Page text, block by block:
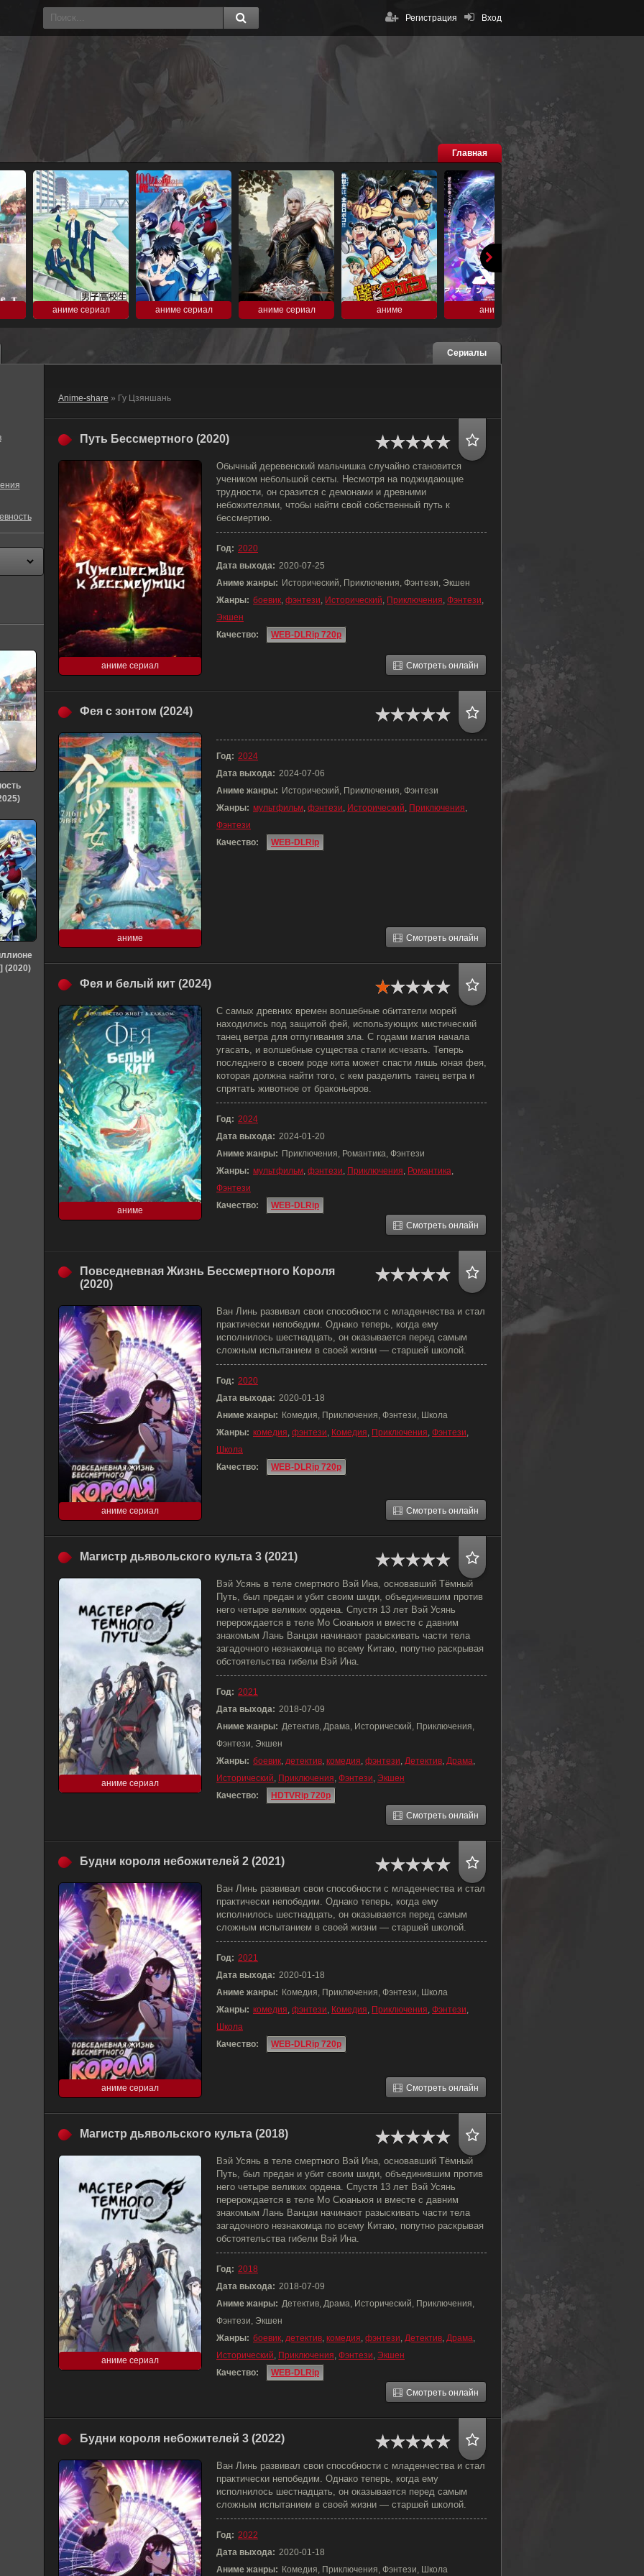
Вход
Регистрация
Главная
аниме сериал аниме сериал аниме сериал аниме аниме
Сериалы
Anime-share » Гу Цзяншань
Путь Бессмертного (2020)
аниме сериал
Обычный деревенский мальчишка случайно становится
учеником небольшой секты. Несмотря на поджидающие
трудности, он сразится с демонами и древними
небожителями, чтобы найти свой собственный путь к
бессмертию.
Год: 2020
Дата выхода: 2020-07-25
Аниме жанры: Исторический, Приключения, Фэнтези, Экшен
Жанры: боевик, фэнтези, Исторический, Приключения, Фэнтези,
Экшен
Качество:
WEB-DLRip 720p
Смотреть онлайн
Фея с зонтом (2024)
аниме
Год: 2024
Дата выхода: 2024-07-06
Аниме жанры: Исторический, Приключения, Фэнтези
Жанры: мультфильм, фэнтези, Исторический, Приключения,
Фэнтези
Качество:
WEB-DLRip
Смотреть онлайн
Фея и белый кит (2024)
аниме
С самых древних времен волшебные обитатели морей
находились под защитой фей, использующих мистический
танец ветра для отпугивания зла. С годами магия начала
угасать, и волшебные существа стали исчезать. Теперь
последнего в своем роде кита может спасти лишь юная фея,
которая должна найти того, с кем разделить танец ветра и
спрятать животное от браконьеров.
Год: 2024
Дата выхода: 2024-01-20
Аниме жанры: Приключения, Романтика, Фэнтези
Жанры: мультфильм, фэнтези, Приключения, Романтика,
Фэнтези
Качество:
WEB-DLRip
Смотреть онлайн
Повседневная Жизнь Бессмертного Короля
(2020)
аниме сериал
Ван Линь развивал свои способности с младенчества и стал
практически непобедим. Однако теперь, когда ему
исполнилось шестнадцать, он оказывается перед самым
сложным испытанием в своей жизни — старшей школой.
Год: 2020
Дата выхода: 2020-01-18
Аниме жанры: Комедия, Приключения, Фэнтези, Школа
Жанры: комедия, фэнтези, Комедия, Приключения, Фэнтези,
Школа
Качество:
WEB-DLRip 720p
Смотреть онлайн
Магистр дьявольского культа 3 (2021)
аниме сериал
Вэй Усянь в теле смертного Вэй Ина, основавший Тёмный
Путь, был предан и убит своим шиди, объединившим против
него четыре великих ордена. Спустя 13 лет Вэй Усянь
перерождается в теле Мо Сюаньюя и вместе с давним
знакомым Лань Ванцзи начинают разыскивать части тела
загадочного незнакомца по всему Китаю, попутно раскрывая
обстоятельства гибели Вэй Ина.
Год: 2021
Дата выхода: 2018-07-09
Аниме жанры: Детектив, Драма, Исторический, Приключения,
Фэнтези, Экшен
Жанры: боевик, детектив, комедия, фэнтези, Детектив, Драма,
Исторический, Приключения, Фэнтези, Экшен
Качество:
HDTVRip 720p
Смотреть онлайн
Будни короля небожителей 2 (2021)
аниме сериал
Ван Линь развивал свои способности с младенчества и стал
практически непобедим. Однако теперь, когда ему
исполнилось шестнадцать, он оказывается перед самым
сложным испытанием в своей жизни — старшей школой.
Год: 2021
Дата выхода: 2020-01-18
Аниме жанры: Комедия, Приключения, Фэнтези, Школа
Жанры: комедия, фэнтези, Комедия, Приключения, Фэнтези,
Школа
Качество:
WEB-DLRip 720p
Смотреть онлайн
Магистр дьявольского культа (2018)
аниме сериал
Вэй Усянь в теле смертного Вэй Ина, основавший Тёмный
Путь, был предан и убит своим шиди, объединившим против
него четыре великих ордена. Спустя 13 лет Вэй Усянь
перерождается в теле Мо Сюаньюя и вместе с давним
знакомым Лань Ванцзи начинают разыскивать части тела
загадочного незнакомца по всему Китаю, попутно раскрывая
обстоятельства гибели Вэй Ина.
Год: 2018
Дата выхода: 2018-07-09
Аниме жанры: Детектив, Драма, Исторический, Приключения,
Фэнтези, Экшен
Жанры: боевик, детектив, комедия, фэнтези, Детектив, Драма,
Исторический, Приключения, Фэнтези, Экшен
Качество:
WEB-DLRip
Смотреть онлайн
Будни короля небожителей 3 (2022)
Ван Линь развивал свои способности с младенчества и стал
практически непобедим. Однако теперь, когда ему
исполнилось шестнадцать, он оказывается перед самым
сложным испытанием в своей жизни — старшей школой.
Год: 2022
Дата выхода: 2020-01-18
Аниме жанры: Комедия, Приключения, Фэнтези, Школа
(2020)